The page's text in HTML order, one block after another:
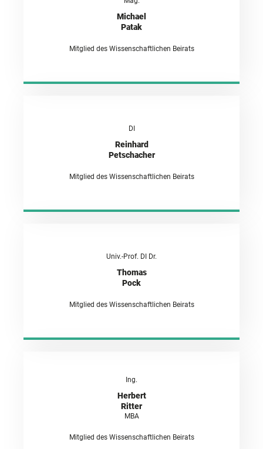
Michael
Patak
Mitglied des Wissenschaftlichen Beirats
DI
Reinhard
Petschacher
Mitglied des Wissenschaftlichen Beirats
Univ.-Prof. DI Dr.
Thomas
Pock
Mitglied des Wissenschaftlichen Beirats
Ing.
Herbert
Ritter
MBA
Mitglied des Wissenschaftlichen Beirats